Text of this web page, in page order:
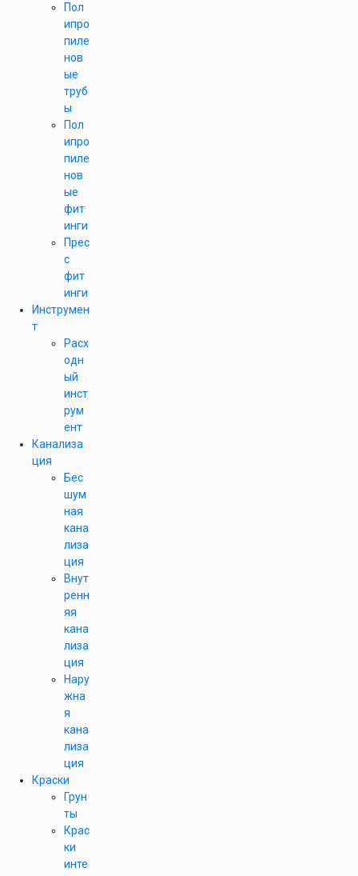
Пол
ипро
пиле
нов
ые
труб
ы
Пол
ипро
пиле
нов
ые
фит
инги
Прес
с
фит
инги
Инструмен
т
Расх
одн
ый
инст
рум
ент
Канализа
ция
Бес
шум
ная
кана
лиза
ция
Внут
ренн
яя
кана
лиза
ция
Нару
жна
я
кана
лиза
ция
Краски
Грун
ты
Крас
ки
инте